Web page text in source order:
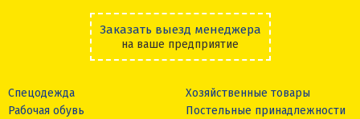
Заказать выезд менеджера
на ваше предприятие
Спецодежда
Рабочая обувь
Хозяйственные товары
Постельные принадлежности